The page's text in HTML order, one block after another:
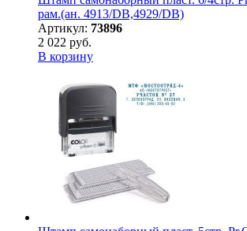
рам.(ан. 4913/DB,4929/DB)
Артикул: 73896
2 022 руб.
В корзину